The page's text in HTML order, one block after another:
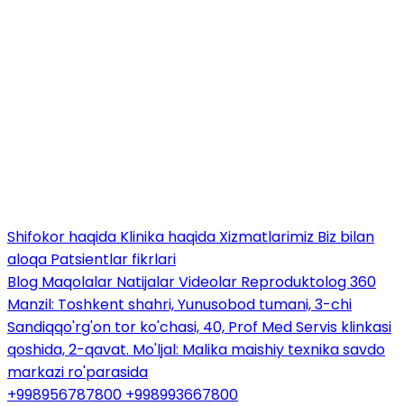
Shifokor haqida Klinika haqida Xizmatlarimiz Biz bilan
aloqa Patsientlar fikrlari
Blog Maqolalar NatijalarVideolar Reproduktolog 360
Manzil: Toshkent shahri, Yunusobod tumani, 3-chi
Sandiqqo'rg'on tor ko'chasi, 40, Prof Med Servis klinkasi
qoshida, 2-qavat. Mo'ljal: Malika maishiy texnika savdo
markazi ro'parasida
+998956787800 +998993667800